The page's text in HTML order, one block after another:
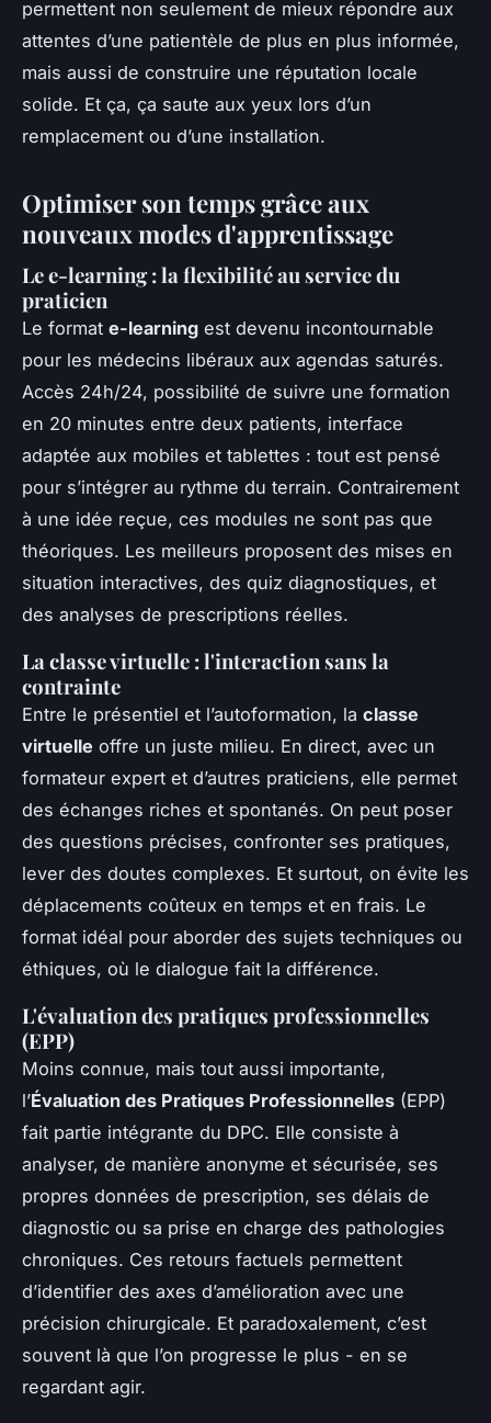
permettent non seulement de mieux répondre aux
attentes d’une patientèle de plus en plus informée,
mais aussi de construire une réputation locale
solide. Et ça, ça saute aux yeux lors d’un
remplacement ou d’une installation.
Optimiser son temps grâce aux
nouveaux modes d'apprentissage
Le e-learning : la flexibilité au service du
praticien
Le format e-learning est devenu incontournable
pour les médecins libéraux aux agendas saturés.
Accès 24h/24, possibilité de suivre une formation
en 20 minutes entre deux patients, interface
adaptée aux mobiles et tablettes : tout est pensé
pour s’intégrer au rythme du terrain. Contrairement
à une idée reçue, ces modules ne sont pas que
théoriques. Les meilleurs proposent des mises en
situation interactives, des quiz diagnostiques, et
des analyses de prescriptions réelles.
La classe virtuelle : l'interaction sans la
contrainte
Entre le présentiel et l’autoformation, la classe
virtuelle offre un juste milieu. En direct, avec un
formateur expert et d’autres praticiens, elle permet
des échanges riches et spontanés. On peut poser
des questions précises, confronter ses pratiques,
lever des doutes complexes. Et surtout, on évite les
déplacements coûteux en temps et en frais. Le
format idéal pour aborder des sujets techniques ou
éthiques, où le dialogue fait la différence.
L'évaluation des pratiques professionnelles
(EPP)
Moins connue, mais tout aussi importante,
l’Évaluation des Pratiques Professionnelles (EPP)
fait partie intégrante du DPC. Elle consiste à
analyser, de manière anonyme et sécurisée, ses
propres données de prescription, ses délais de
diagnostic ou sa prise en charge des pathologies
chroniques. Ces retours factuels permettent
d’identifier des axes d’amélioration avec une
précision chirurgicale. Et paradoxalement, c’est
souvent là que l’on progresse le plus - en se
regardant agir.